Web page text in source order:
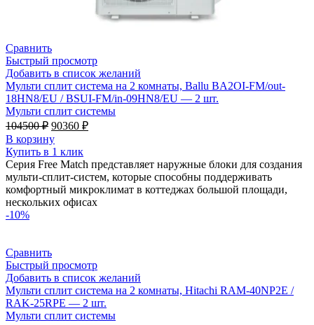
Сравнить
Быстрый просмотр
Добавить в список желаний
Мульти сплит система на 2 комнаты, Ballu BA2OI-FM/out-
18HN8/EU / BSUI-FM/in-09HN8/EU — 2 шт.
Мульти сплит системы
104500₽ Первоначальная
цена
составляла
104500 ₽.
90360 ₽Текущая
В корзину
Купить в 1 клик
Серия Free Match представляет наружные блоки для создания
мульти-сплит-систем, которые способны поддерживать
комфортный микроклимат в коттеджах большой площади,
нескольких офисах
-10%
Сравнить
Быстрый просмотр
Добавить в список желаний
Мульти сплит система на 2 комнаты, Hitachi RAM-40NP2E /
RAK-25RPE — 2 шт.
Мульти сплит системы